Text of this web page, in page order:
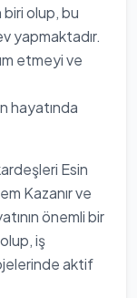
olup, bu
yapmaktadır.
etmeyi ve
hayatında
Esin
Kazanır ve
önemli bir
iş
aktif